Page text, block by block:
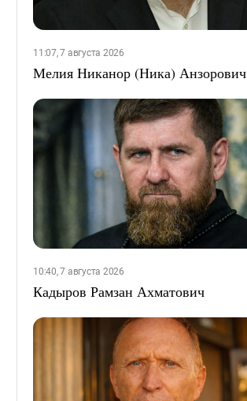
11:07, 7 августа 2026
Мелия Никанор (Ника) Анзорович
10:40, 7 августа 2026
Кадыров Рамзан Ахматович